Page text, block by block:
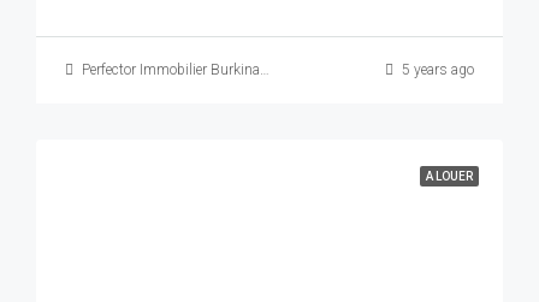
Perfector Immobilier Burkina Faso 5 years ago
A LOUER